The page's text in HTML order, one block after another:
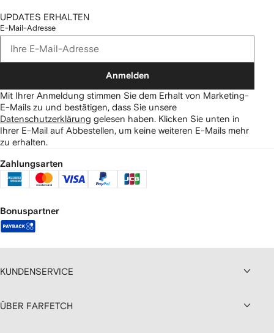
UPDATES ERHALTEN
E-Mail-Adresse
Anmelden
Mit Ihrer Anmeldung stimmen Sie dem Erhalt von Marketing-
E-Mails zu und bestätigen, dass Sie unsere
Datenschutzerklärung gelesen haben. Klicken Sie unten in
Ihrer E-Mail auf Abbestellen, um keine weiteren E-Mails mehr
zu erhalten.
Zahlungsarten
Bonuspartner
KUNDENSERVICE
ÜBER FARFETCH